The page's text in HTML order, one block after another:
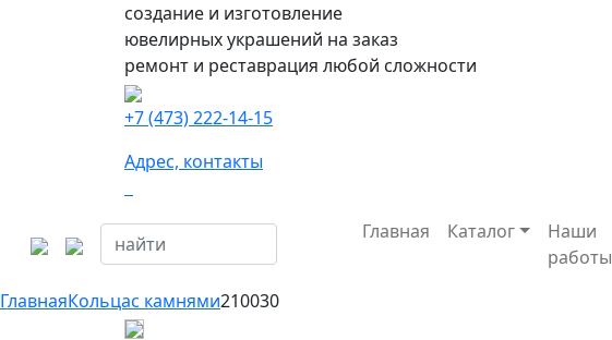
создание и изготовление
ювелирных украшений на заказ
ремонт и реставрация любой сложности
+7 (473) 222-14-15
Адрес, контакты
Главная Каталог
Наши
работы
ГлавнаяКольцас камнями210030